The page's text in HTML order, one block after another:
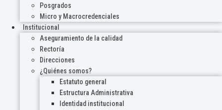
Posgrados
Micro y Macrocredenciales
Institucional
Aseguramiento de la calidad
Rectoría
Direcciones
¿Quiénes somos?
Estatuto general
Estructura Administrativa
Identidad institucional